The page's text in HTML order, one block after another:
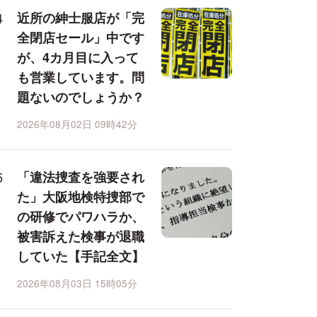
近所の紳士服店が「完
全閉店セール」中です
が、4カ月目に入って
も営業しています。問
題ないのでしょうか？
2026年08月02日 09時42分
「違法捜査を強要され
た」大阪地検特捜部で
の研修でパワハラか、
被害訴えた検事が退職
していた【手記全文】
2026年08月03日 15時05分